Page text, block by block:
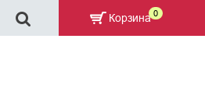
Корзина 0